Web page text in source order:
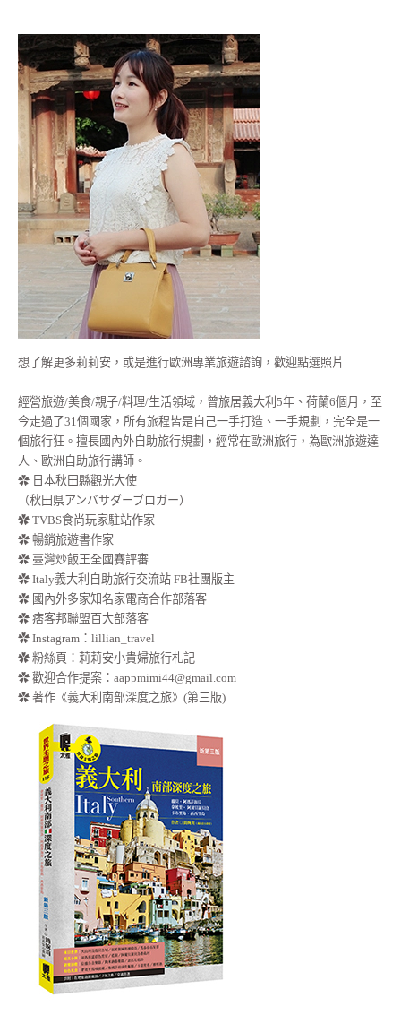
想了解更多莉莉安，或是進行歐洲專業旅遊諮詢，歡迎點選照片
經營旅遊/美食/親子/料理/生活領域，曾旅居義大利5年、荷蘭6個月，至
今走過了31個國家，所有旅程皆是自己一手打造、一手規劃，完全是一
個旅行狂。擅長國內外自助旅行規劃，經常在歐洲旅行，為歐洲旅遊達
人、歐洲自助旅行講師。
✿ 日本秋田縣觀光大使
（秋田県アンバサダーブロガー）
✿ TVBS食尚玩家駐站作家
✿ 暢銷旅遊書作家
✿ 臺灣炒飯王全國賽評審
✿ Italy義大利自助旅行交流站 FB社團版主
✿ 國內外多家知名家電商合作部落客
✿ 痞客邦聯盟百大部落客
✿ Instagram：lillian_travel
✿ 粉絲頁：莉莉安小貴婦旅行札記
✿ 歡迎合作提案： aappmimi44@gmail.com
✿ 著作《義大利南部深度之旅》(第三版)